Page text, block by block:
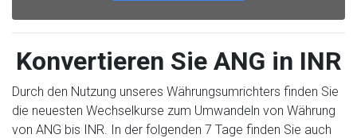
Konvertieren Sie ANG in INR
Durch den Nutzung unseres Währungsumrichters finden Sie
die neuesten Wechselkurse zum Umwandeln von Währung
von ANG bis INR. In der folgenden 7 Tage finden Sie auch